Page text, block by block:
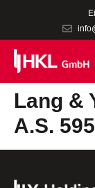
Lang &
A.S.